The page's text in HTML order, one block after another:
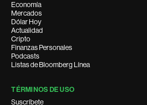
Economía
Mercados
Dólar Hoy
Actualidad
Cripto
Finanzas Personales
Podcasts
Listas de Bloomberg Línea
TÉRMINOS DE USO
Suscríbete